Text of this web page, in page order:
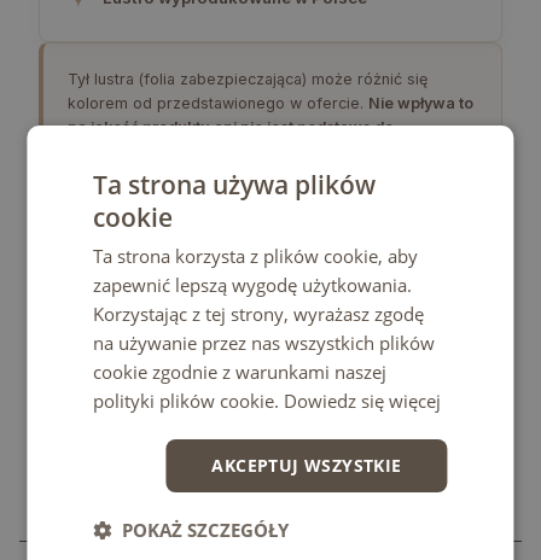
Tył lustra (folia zabezpieczająca) może różnić się
kolorem od przedstawionego w ofercie. Nie wpływa to
na jakość produktu ani nie jest podstawą do
Ta strona używa plików
cookie
Ta strona korzysta z plików cookie, aby
zapewnić lepszą wygodę użytkowania.
Korzystając z tej strony, wyrażasz zgodę
na używanie przez nas wszystkich plików
cookie zgodnie z warunkami naszej
polityki plików cookie. Dowiedz się więcej
AKCEPTUJ WSZYSTKIE
POKAŻ SZCZEGÓŁY